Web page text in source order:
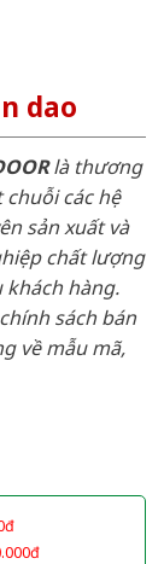
dao
là thương
các hệ
sản xuất và
chất lượng
khách hàng.
sách bán
về mẫu mã,